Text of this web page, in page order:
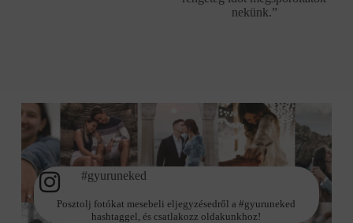
nekünk.”
#gyuruneked
Posztolj fotókat mesebeli eljegyzésedről a #gyuruneked
hashtaggel, és csatlakozz oldakunkhoz!